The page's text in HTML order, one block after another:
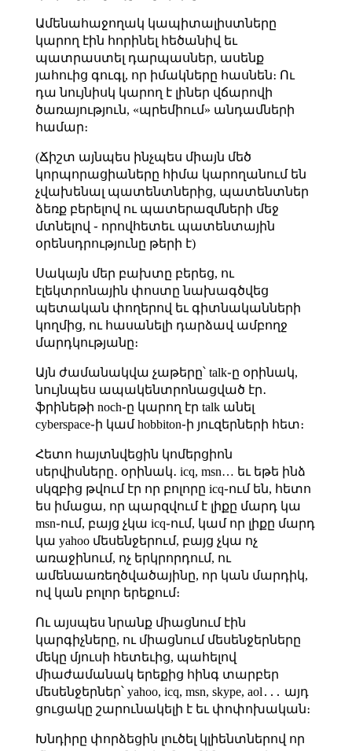
Ամենահաջողակ կապիտալիստները
կարող էին հորինել հեծանիվ եւ
պատրաստել դարպասներ, ասենք
յահուից գուգլ, որ իմակները հասնեն։ Ու
դա նույնիսկ կարող է լիներ վճարովի
ծառայություն, «պրեմիում» անդամների
համար։
(Ճիշտ այնպես ինչպես միայն մեծ
կորպորացիաները հիմա կարողանում են
չվախենալ պատենտներից, պատենտներ
ձեռք բերելով ու պատերազմների մեջ
մտնելով ֊ որովհետեւ պատենտային
օրենսդրությունը թերի է)
Սակայն մեր բախտը բերեց, ու
էլեկտրոնային փոստը նախագծվեց
պետական փողերով եւ գիտնականների
կողմից, ու հասանելի դարձավ ամբողջ
մարդկությանը։
Այն ժամանակվա չաթերը՝ talk֊ը օրինակ,
նույնպես ապակենտրոնացված էր․
ֆրինեթի noch֊ը կարող էր talk անել
cyberspace֊ի կամ hobbiton֊ի յուզերների հետ։
Հետո հայտնվեցին կոմերցիոն
սերվիսները․ օրինակ․ icq, msn… եւ եթե ինձ
սկզբից թվում էր որ բոլորը icq֊ում են, հետո
ես իմացա, որ պարզվում է լիքը մարդ կա
msn֊ում, բայց չկա icq֊ում, կամ որ լիքը մարդ
կա yahoo մեսենջերում, բայց չկա ոչ
առաջինում, ոչ երկրորդում, ու
ամենաառեղծվածայինը, որ կան մարդիկ,
ով կան բոլոր երեքում։
Ու այսպես նրանք միացնում էին
կարգիչները, ու միացնում մեսենջերները
մեկը մյուսի հետեւից, պահելով
միաժամանակ երեքից հինգ տարբեր
մեսենջերներ՝ yahoo, icq, msn, skype, aol․․․ այդ
ցուցակը շարունակելի է եւ փոփոխական։
Խնդիրը փորձեցին լուծել կլիենտներով որ